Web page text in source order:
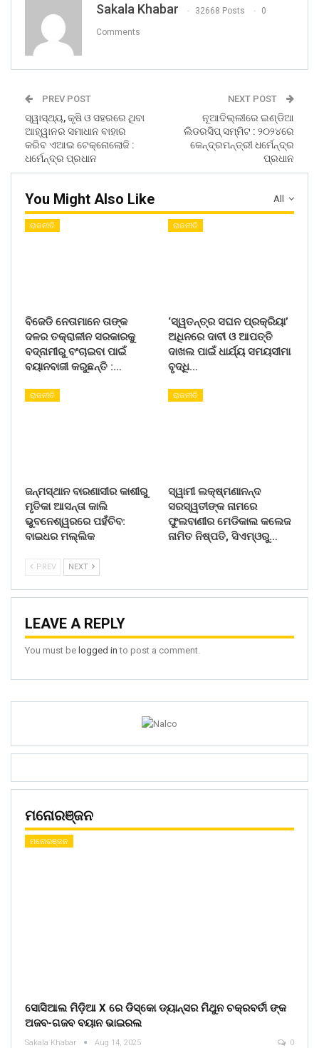
Sakala Khabar 32668 Posts 0
Comments
PREV POST
ସ୍ୱାସ୍ଥ୍ୟ, କୃଷି ଓ ସହରରେ ଥିବା
ଆହ୍ୱାନର ସମାଧାନ ବାହାର
କରିବ ଏଆଇ ଟେକ୍ନୋଲୋଜି :
ଧର୍ମେନ୍ଦ୍ର ପ୍ରଧାନ
NEXT POST
ନୂଆଦିଲ୍ଲୀରେ ଇଣ୍ଡିଆ
ଲିଡରସିପ୍ ସମ୍ମିଟ : ୨୦୨୪ରେ
କେନ୍ଦ୍ରମନ୍ତ୍ରୀ ଧର୍ମେନ୍ଦ୍ର
ପ୍ରଧାନ
All
You Might Also Like
ରାଜନୀତି
ବିଜେଡି ନେତାମାନେ ତାଙ୍କ
ଦଳର ତକ୍ରାଳୀନ ସରକାରକୁ
ବଦ୍ନାମୀରୁ ବଂଚାଇବା ପାଇଁ
ବୟାନବାଜୀ କରୁଛନ୍ତି :…
ରାଜନୀତି
‘ସ୍ୱତନ୍ତ୍ର ସଘନ ପ୍ରକ୍ରିୟା’
ଅଧିନରେ ଦାବୀ ଓ ଆପତ୍ତି
ଦାଖଲ ପାଇଁ ଧାର୍ଯ୍ୟ ସମୟସୀମା
ବୃଦ୍ଧି…
ରାଜନୀତି
ଜନ୍ମସ୍ଥାନ ବାରଣାସୀର କାଶୀରୁ
ମୃତିକା ଆସନ୍ତା କାଲି
ଭୁବନେଶ୍ୱରରେ ପହଁଚିବ:
ବାଇଧର ମଲ୍ଲିକ
ରାଜନୀତି
ସ୍ୱାମୀ ଲକ୍ଷ୍ମଣାନନ୍ଦ
ସରସ୍ୱତୀଙ୍କ ନାମରେ
ଫୁଲବାଣୀର ମେଡିକାଲ କଲେଜ
ନାମିତ ନିଷ୍ପତି, ସିଏମ୍‌ଓରୁ…
PREV NEXT
LEAVE A REPLY
You must be logged in to post a comment.
ମନୋରଞ୍ଜନ
ମନୋରଞ୍ଜନ
ସୋସିଆଲ ମିଡ଼ିଆ X ରେ ଡିସ୍କୋ ଡ୍ୟାନ୍ସର ମିଥୁନ ଚକ୍ରବର୍ତୀ ଙ୍କ
ଅଜବ-ଗଜବ ବୟାନ ଭାଇରଲ
Sakala Khabar Aug 14, 2025 0